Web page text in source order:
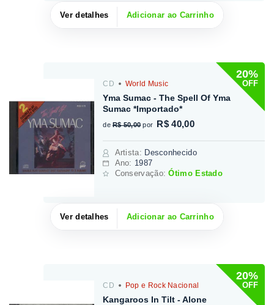
Ver detalhes Adicionar ao Carrinho
20%
OFF
CD World Music
Yma Sumac - The Spell Of Yma
Sumac *Importado*
de R$ 50,00 por R$ 40,00
Artista: Desconhecido
Ano: 1987
Conservação:Ótimo Estado
Ver detalhes Adicionar ao Carrinho
20%
OFF
CD Pop e Rock Nacional
Kangaroos In Tilt - Alone